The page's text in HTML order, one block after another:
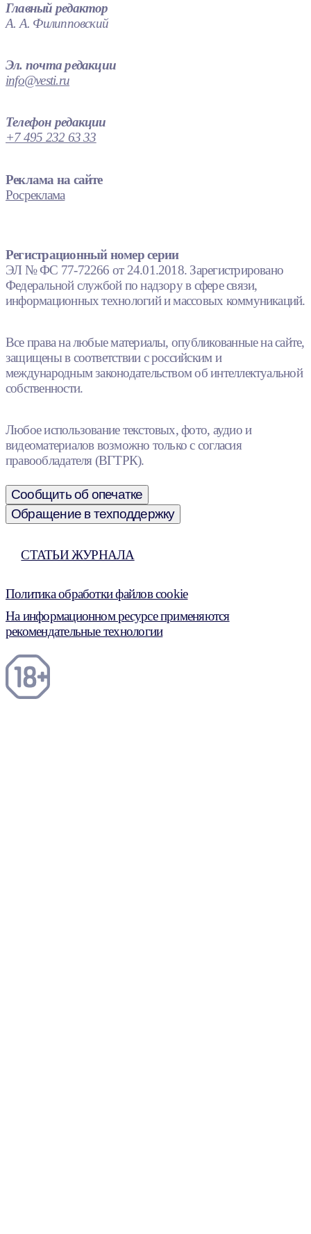
Главный редактор
А. А. Филипповский
Эл. почта редакции
info@vesti.ru
Телефон редакции
+7 495 232 63 33
Реклама на сайте
Росреклама
Регистрационный номер серии
ЭЛ № ФС 77-72266 от 24.01.2018. Зарегистрировано
Федеральной службой по надзору в сфере связи,
информационных технологий и массовых коммуникаций.
Все права на любые материалы, опубликованные на сайте,
защищены в соответствии с российским и
международным законодательством об интеллектуальной
собственности.
Любое использование текстовых, фото, аудио и
видеоматериалов возможно только с согласия
правообладателя (ВГТРК).
Сообщить об опечатке
Обращение в техподдержку
СТАТЬИ ЖУРНАЛА
Политика обработки файлов cookie
На информационном ресурсе применяются
рекомендательные технологии